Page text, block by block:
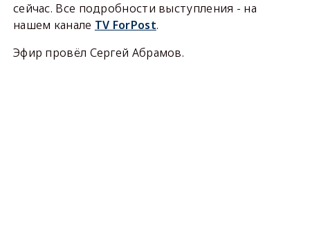
сейчас. Все подробности выступления - на
нашем канале TV ForPost.
Эфир провёл Сергей Абрамов.